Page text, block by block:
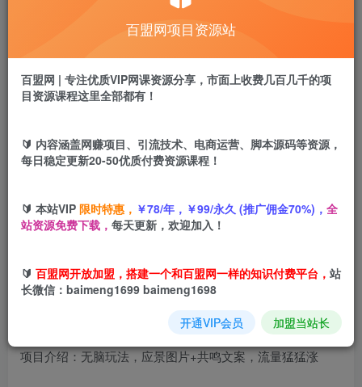
盟币 9.9
立即购买
AI短视频玩法，价值+共鸣玩法，单号每天收益7张小白可
项目介绍：无脑玩法，应景图片+共鸣文案，流量猛猛涨
百盟网项目资源站
百盟网 | 专注优质VIP网课资源分享，市面上收费几百几千的项
目资源课程这里全部都有！
🔰 内容涵盖网赚项目、引流技术、电商运营、脚本源码等资源，
每日稳定更新20-50优质付费资源课程！
🔰 本站VIP 限时特惠， ￥78/年，￥99/永久 (推广佣金70%)， 全
站资源免费下载， 每天更新，欢迎加入！
🔰 百盟网开放加盟，搭建一个和百盟网一样的知识付费平台， 站
长微信：baimeng1699 baimeng1698
开通VIP会员 加盟当站长